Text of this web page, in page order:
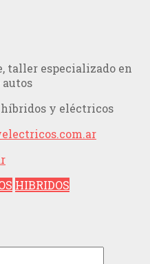
taller especializado en
y eléctricos
HIBRIDOS